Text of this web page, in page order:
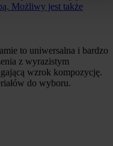
Możliwy jest także
to uniwersalna i bardzo
z wyrazistym
wzrok kompozycję.
do wyboru.